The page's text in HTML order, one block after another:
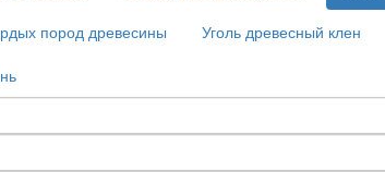
пород древесины
Уголь древесный клен